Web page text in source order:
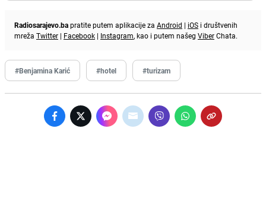
Radiosarajevo.bapratite putem aplikacije za Android | iOS i društvenih
mreža Twitter | Facebook | Instagram, kao i putem našeg ViberChata.
#Benjamina Karić #hotel #turizam